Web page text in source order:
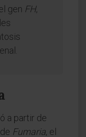
gen FH,
a partir de
Fumaria, el